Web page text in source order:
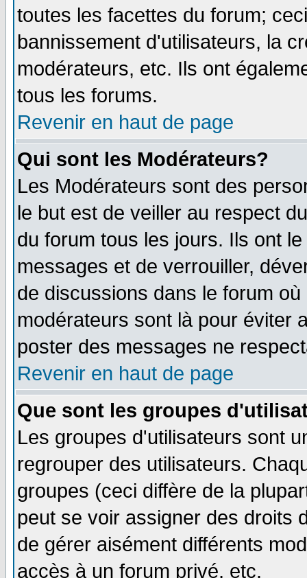
toutes les facettes du forum;
bannissement d'utilisateurs, la
modérateurs, etc. Ils ont
tous les forums.
Revenir en haut de page
Qui sont les Modérateurs?
Les Modérateurs sont des
le but est de veiller au respect
du forum tous les jours. Ils ont
messages et de verrouiller,
de discussions dans le forum
modérateurs sont là pour éviter
poster des messages ne
Revenir en haut de page
Que sont les groupes
Les groupes d'utilisateurs sont
regrouper des utilisateurs.
groupes (ceci diffère de la
peut se voir assigner des droits
de gérer aisément différents
accès à un forum privé, etc.